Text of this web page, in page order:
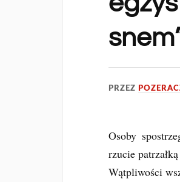
PRZEZ
Osoby
rzucie
Wątpliwości